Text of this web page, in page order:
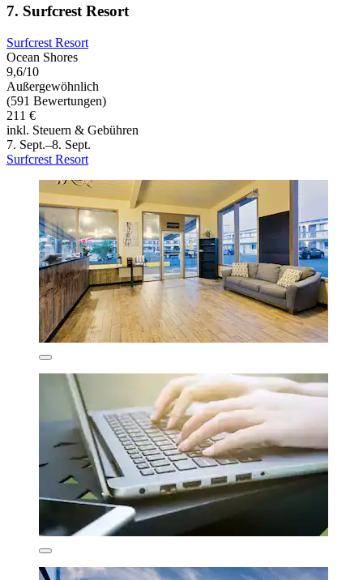
7. Surfcrest Resort
Surfcrest Resort
Ocean Shores
9,6/10
Außergewöhnlich
(591 Bewertungen)
211 €
inkl. Steuern & Gebühren
7. Sept.–8. Sept.
Surfcrest Resort